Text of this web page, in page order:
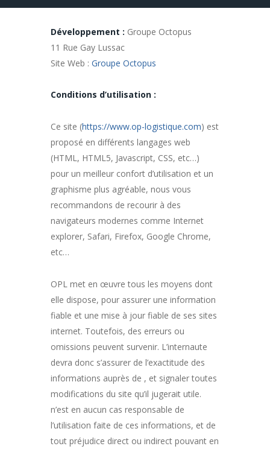
Développement : Groupe Octopus
11 Rue Gay Lussac
Site Web : Groupe Octopus
Conditions d’utilisation :
Ce site (https://www.op-logistique.com) est
proposé en différents langages web
(HTML, HTML5, Javascript, CSS, etc…)
pour un meilleur confort d’utilisation et un
graphisme plus agréable, nous vous
recommandons de recourir à des
navigateurs modernes comme Internet
explorer, Safari, Firefox, Google Chrome,
etc…
OPL met en œuvre tous les moyens dont
elle dispose, pour assurer une information
fiable et une mise à jour fiable de ses sites
internet. Toutefois, des erreurs ou
omissions peuvent survenir. L’internaute
devra donc s’assurer de l’exactitude des
informations auprès de , et signaler toutes
modifications du site qu’il jugerait utile.
n’est en aucun cas responsable de
l’utilisation faite de ces informations, et de
tout préjudice direct ou indirect pouvant en